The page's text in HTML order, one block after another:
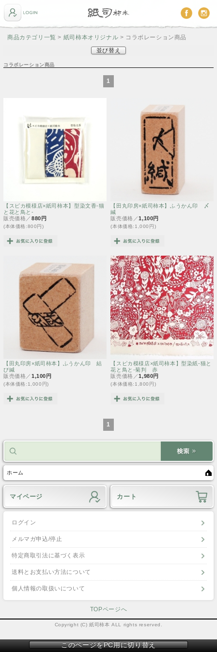
商品カテゴリ一覧 > 紙司柿本オリジナル > コラボレーション商品
並び替え
コラボレーション商品
1
【スピカ模様店×紙司柿本】型染文香-猫
と花と鳥と-
販売価格／880円
(本体価格:800円)
【田丸印房×紙司柿本】ふうかん印 〆
緘
販売価格／1,100円
(本体価格:1,000円)
【田丸印房×紙司柿本】ふうかん印 結
び緘
販売価格／1,100円
(本体価格:1,000円)
【スピカ模様店×紙司柿本】型染紙-猫と
花と鳥と-菊判 赤
販売価格／1,980円
(本体価格:1,800円)
1
ホーム
マイページ カート
ログイン
メルマガ申込/停止
特定商取引法に基づく表示
送料とお支払い方法について
個人情報の取扱いについて
TOPページへ
Copyright (C) 紙司柿本 ALL rights reserved.
このページをPC用に切り替え